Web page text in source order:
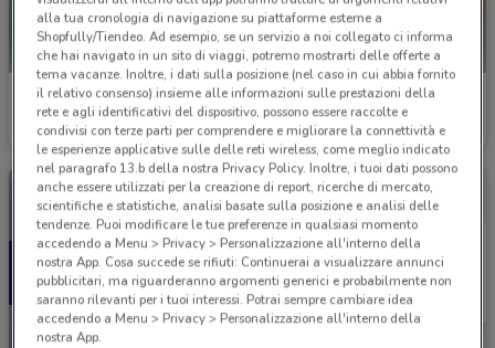
BPER Banca
Scade il 31/12 650 m
UnipolSai
Scade il 31/12 683 m
alla tua cronologia di navigazione su piattaforme esterne a
Shopfully/Tiendeo. Ad esempio, se un servizio a noi collegato ci informa
che hai navigato in un sito di viaggi, potremo mostrarti delle offerte a
tema vacanze. Inoltre, i dati sulla posizione (nel caso in cui abbia fornito
il relativo consenso) insieme alle informazioni sulle prestazioni della
rete e agli identificativi del dispositivo, possono essere raccolte e
condivisi con terze parti per comprendere e migliorare la connettività e
le esperienze applicative sulle delle reti wireless, come meglio indicato
nel paragrafo 13.b della nostra Privacy Policy. Inoltre, i tuoi dati possono
anche essere utilizzati per la creazione di report, ricerche di mercato,
scientifiche e statistiche, analisi basate sulla posizione e analisi delle
tendenze. Puoi modificare le tue preferenze in qualsiasi momento
accedendo a Menu > Privacy > Personalizzazione all'interno della
nostra App. Cosa succede se rifiuti: Continuerai a visualizzare annunci
pubblicitari, ma riguarderanno argomenti generici e probabilmente non
saranno rilevanti per i tuoi interessi. Potrai sempre cambiare idea
accedendo a Menu > Privacy > Personalizzazione all'interno della
nostra App.